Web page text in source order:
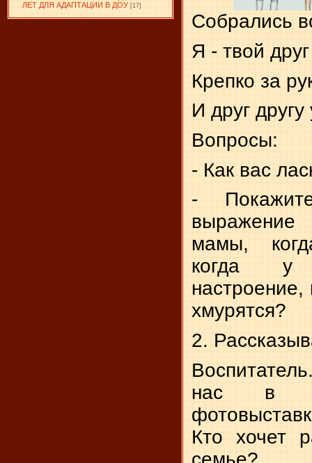
ЛЕТ ДЛЯ АДАПТАЦИИ В ДОУ [17]
Собрались
Я - твой
Крепко за
И друг
Вопросы:
- Как вас
-
мамы,
когда у
настроение,
хмурятся?
2.
нас в
Кто хочет